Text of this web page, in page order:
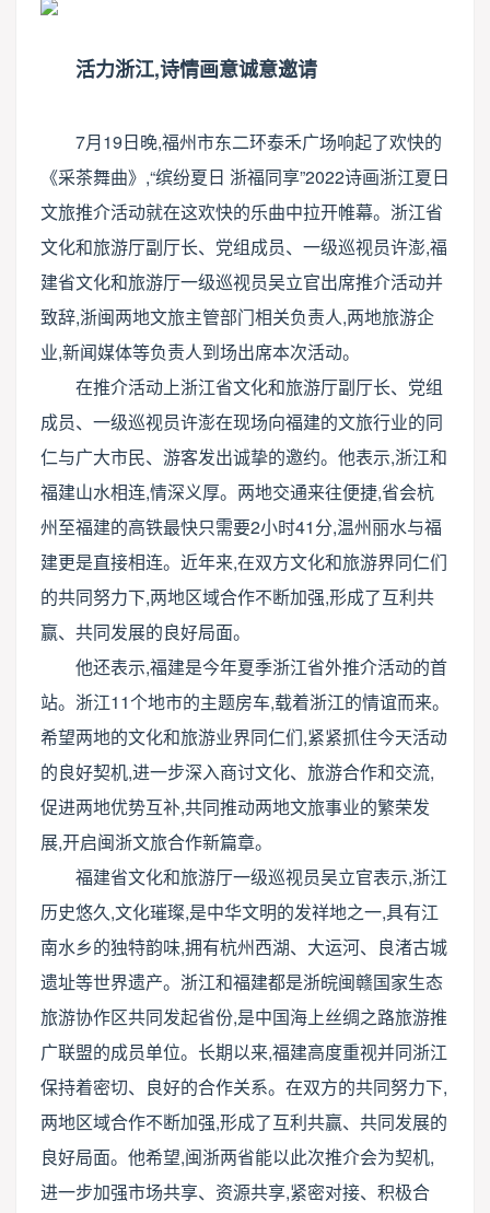
活力浙江,诗情画意诚意邀请
7月19日晚,福州市东二环泰禾广场响起了欢快的
《采茶舞曲》,“缤纷夏日 浙福同享”2022诗画浙江夏日
文旅推介活动就在这欢快的乐曲中拉开帷幕。浙江省
文化和旅游厅副厅长、党组成员、一级巡视员许澎,福
建省文化和旅游厅一级巡视员吴立官出席推介活动并
致辞,浙闽两地文旅主管部门相关负责人,两地旅游企
业,新闻媒体等负责人到场出席本次活动。
在推介活动上浙江省文化和旅游厅副厅长、党组
成员、一级巡视员许澎在现场向福建的文旅行业的同
仁与广大市民、游客发出诚挚的邀约。他表示,浙江和
福建山水相连,情深义厚。两地交通来往便捷,省会杭
州至福建的高铁最快只需要2小时41分,温州丽水与福
建更是直接相连。近年来,在双方文化和旅游界同仁们
的共同努力下,两地区域合作不断加强,形成了互利共
赢、共同发展的良好局面。
他还表示,福建是今年夏季浙江省外推介活动的首
站。浙江11个地市的主题房车,载着浙江的情谊而来。
希望两地的文化和旅游业界同仁们,紧紧抓住今天活动
的良好契机,进一步深入商讨文化、旅游合作和交流,
促进两地优势互补,共同推动两地文旅事业的繁荣发
展,开启闽浙文旅合作新篇章。
福建省文化和旅游厅一级巡视员吴立官表示,浙江
历史悠久,文化璀璨,是中华文明的发祥地之一,具有江
南水乡的独特韵味,拥有杭州西湖、大运河、良渚古城
遗址等世界遗产。浙江和福建都是浙皖闽赣国家生态
旅游协作区共同发起省份,是中国海上丝绸之路旅游推
广联盟的成员单位。长期以来,福建高度重视并同浙江
保持着密切、良好的合作关系。在双方的共同努力下,
两地区域合作不断加强,形成了互利共赢、共同发展的
良好局面。他希望,闽浙两省能以此次推介会为契机,
进一步加强市场共享、资源共享,紧密对接、积极合